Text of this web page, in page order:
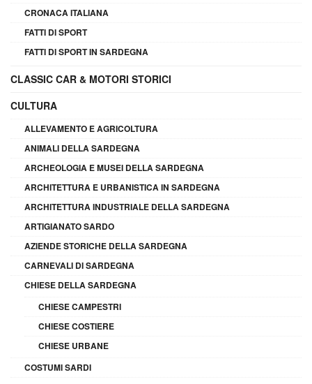
CRONACA ITALIANA
FATTI DI SPORT
FATTI DI SPORT IN SARDEGNA
CLASSIC CAR & MOTORI STORICI
CULTURA
ALLEVAMENTO E AGRICOLTURA
ANIMALI DELLA SARDEGNA
ARCHEOLOGIA E MUSEI DELLA SARDEGNA
ARCHITETTURA E URBANISTICA IN SARDEGNA
ARCHITETTURA INDUSTRIALE DELLA SARDEGNA
ARTIGIANATO SARDO
AZIENDE STORICHE DELLA SARDEGNA
CARNEVALI DI SARDEGNA
CHIESE DELLA SARDEGNA
CHIESE CAMPESTRI
CHIESE COSTIERE
CHIESE URBANE
COSTUMI SARDI